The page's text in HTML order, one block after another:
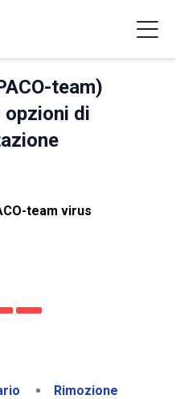
team)
opzioni di
team virus
Rimozione